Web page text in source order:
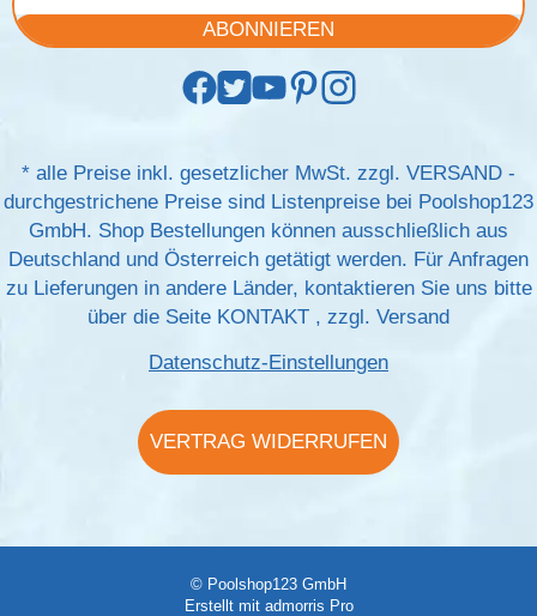
ABONNIEREN
* alle Preise inkl. gesetzlicher MwSt. zzgl. VERSAND -
durchgestrichene Preise sind Listenpreise bei Poolshop123
GmbH. Shop Bestellungen können ausschließlich aus
Deutschland und Österreich getätigt werden. Für Anfragen
zu Lieferungen in andere Länder, kontaktieren Sie uns bitte
über die Seite KONTAKT , zzgl. Versand
Datenschutz-Einstellungen
VERTRAG WIDERRUFEN
© Poolshop123 GmbH
Erstellt mit admorris Pro